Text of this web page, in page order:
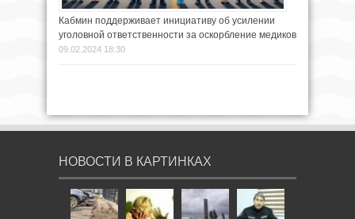
Кабмин поддерживает инициативу об усилении
уголовной ответственности за оскорбление медиков
09.02.2024 18:30
НОВОСТИ В КАРТИНКАХ